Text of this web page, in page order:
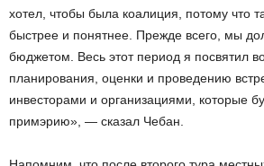
хотел, чтобы была коалиция, потому что
быстрее и понятнее. Прежде всего, мы
бюджетом. Весь этот период я посвятил
планирования, оценки и проведению
инвесторами и организациями, которые
примэрию», — сказал Чебан.